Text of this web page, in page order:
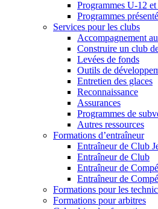
Programmes U-12
Programmes
Services pour les clubs
Accompagnement
Construire un club
Levées de fonds
Outils de
Entretien des glaces
Reconnaissance
Assurances
Programmes de
Autres ressources
Formations d’entraîneur
Entraîneur de Club
Entraîneur de Club
Entraîneur de
Entraîneur de
Formations pour les
Formations pour arbitres